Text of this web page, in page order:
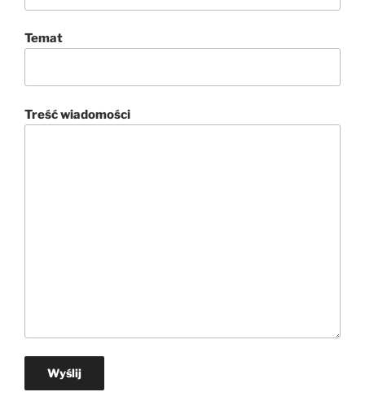
Temat
Treść wiadomości